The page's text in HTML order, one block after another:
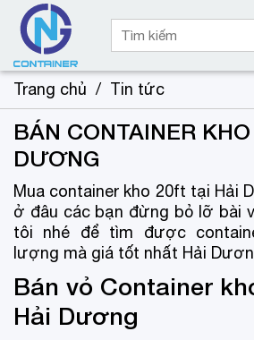
Trang chủ / Tin tức
BÁN CONTAINER
DƯƠNG
Mua container kho 20ft tại Hải
ở đâu các bạn đừng bỏ lỡ bài
tôi nhé để tìm được
lượng mà giá tốt nhất Hải
Bán vỏ Container
Hải Dương